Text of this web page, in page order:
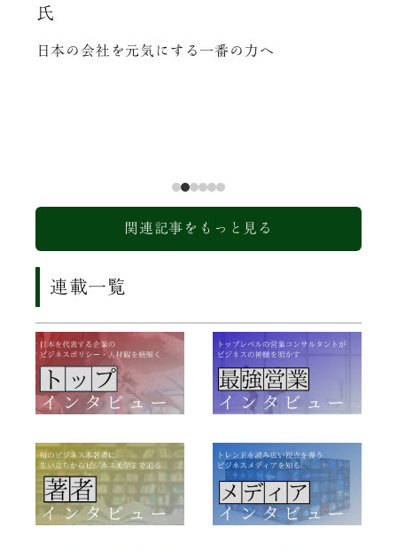
氏
日本の会社を元気にする一番の力へ
関連記事をもっと見る
連載一覧